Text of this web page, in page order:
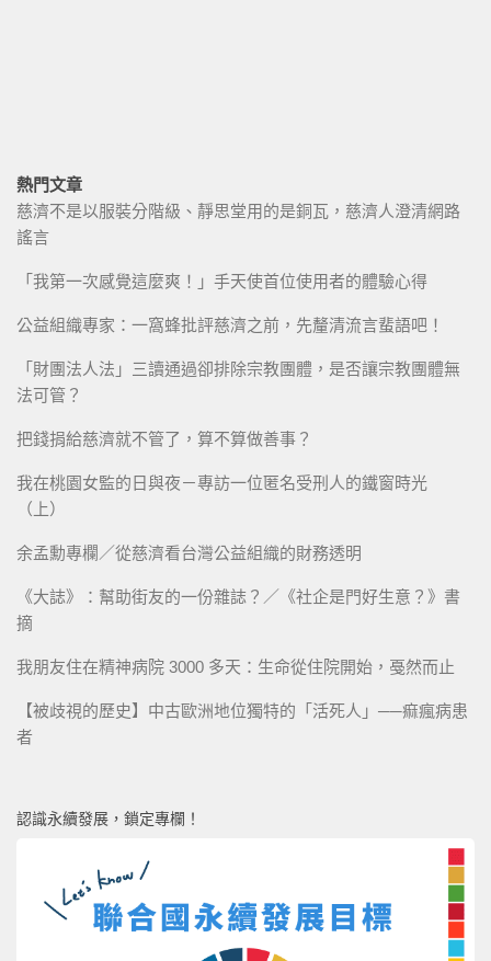
熱門文章
慈濟不是以服裝分階級、靜思堂用的是銅瓦，慈濟人澄清網路
謠言
「我第一次感覺這麼爽！」手天使首位使用者的體驗心得
公益組織專家：一窩蜂批評慈濟之前，先釐清流言蜚語吧！
「財團法人法」三讀通過卻排除宗教團體，是否讓宗教團體無
法可管？
把錢捐給慈濟就不管了，算不算做善事？
我在桃園女監的日與夜－專訪一位匿名受刑人的鐵窗時光
（上）
余孟勳專欄／從慈濟看台灣公益組織的財務透明
《大誌》：幫助街友的一份雜誌？／《社企是門好生意？》書
摘
我朋友住在精神病院 3000 多天：生命從住院開始，戞然而止
【被歧視的歷史】中古歐洲地位獨特的「活死人」──痲瘋病患
者
認識永續發展，鎖定專欄！